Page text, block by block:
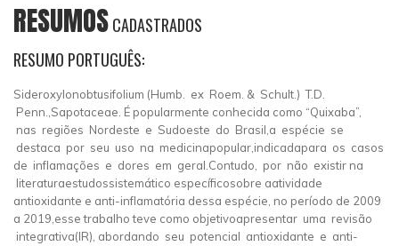
RESUMOSCADASTRADOS
RESUMO PORTUGUÊS:
Sideroxylonobtusifolium (Humb. ex Roem. & Schult.) T.D.
Penn.,Sapotaceae. É popularmente conhecida como “Quixaba”,
nas regiões Nordeste e Sudoeste do Brasil,a espécie se
destaca por seu uso na medicinapopular,indicadapara os casos
de inflamações e dores em geral.Contudo, por não existir na
literaturaestudossistemático específicosobre aatividade
antioxidante e anti-inflamatória dessa espécie, no período de 2009
a 2019,esse trabalho teve como objetivoapresentar uma revisão
integrativa(IR), abordando seu potencial antioxidante e anti-